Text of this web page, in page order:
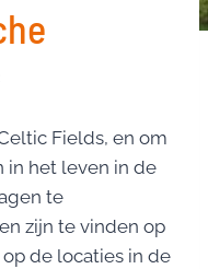
Fields, en om
in het leven in de
te
zijn te vinden op
de locaties in de